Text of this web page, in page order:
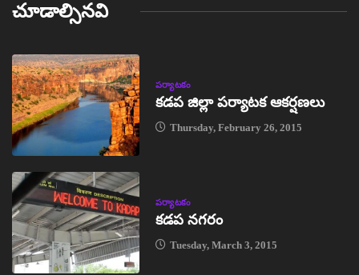
చూడాల్సినవి
పర్యాటకం
కడప జిల్లా పర్యాటక ఆకర్షణలు
Thursday, February 26, 2015
పర్యాటకం
కడప నగరం
Tuesday, March 3, 2015